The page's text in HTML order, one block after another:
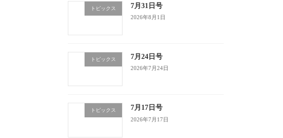
トピックス 7月31日号
2026年8月1日
トピックス 7月24日号
2026年7月24日
トピックス 7月17日号
2026年7月17日